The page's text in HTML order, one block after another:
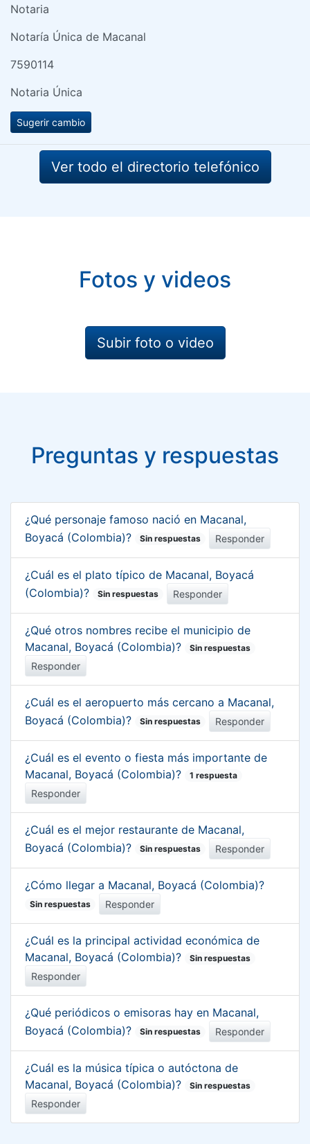
Notaria
Notaría Única de Macanal
7590114
Notaria Única
Sugerir cambio
Ver todo el directorio telefónico
Fotos y videos
Subir foto o video
Preguntas y respuestas
¿Qué personaje famoso nació en Macanal,
Boyacá (Colombia)?
Sin respuestas Responder
¿Cuál es el plato típico de Macanal, Boyacá
(Colombia)?
Sin respuestas Responder
¿Qué otros nombres recibe el municipio de
Macanal, Boyacá (Colombia)?
Sin respuestas
Responder
¿Cuál es el aeropuerto más cercano a Macanal,
Boyacá (Colombia)?
Sin respuestas Responder
¿Cuál es el evento o fiesta más importante de
Macanal, Boyacá (Colombia)?
1 respuesta
Responder
¿Cuál es el mejor restaurante de Macanal,
Boyacá (Colombia)?
Sin respuestas Responder
¿Cómo llegar a Macanal, Boyacá (Colombia)?
Sin respuestas Responder
¿Cuál es la principal actividad económica de
Macanal, Boyacá (Colombia)?
Sin respuestas
Responder
¿Qué periódicos o emisoras hay en Macanal,
Boyacá (Colombia)?
Sin respuestas Responder
¿Cuál es la música típica o autóctona de
Macanal, Boyacá (Colombia)?
Sin respuestas
Responder